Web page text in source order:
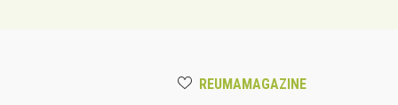
REUMAMAGAZINE